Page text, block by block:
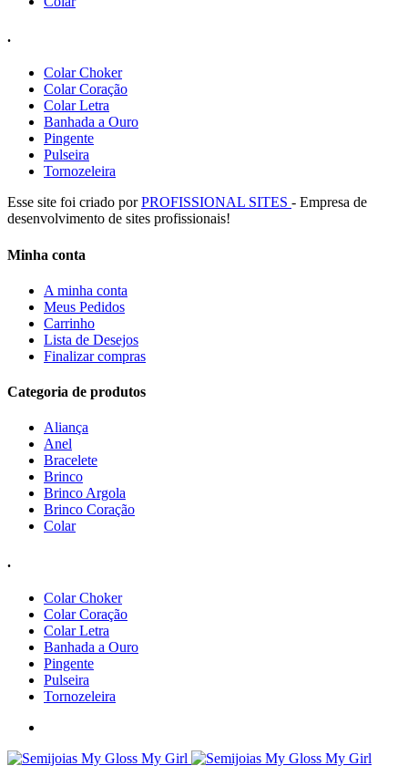
.
Colar Choker
Colar Coração
Colar Letra
Banhada a Ouro
Pingente
Pulseira
Tornozeleira
Esse site foi criado porPROFISSIONAL SITES - Empresa de
desenvolvimento de sites profissionais!
Minha conta
A minha conta
Meus Pedidos
Carrinho
Lista de Desejos
Finalizar compras
Categoria de produtos
Aliança
Anel
Bracelete
Brinco
Brinco Argola
Brinco Coração
Colar
.
Colar Choker
Colar Coração
Colar Letra
Banhada a Ouro
Pingente
Pulseira
Tornozeleira